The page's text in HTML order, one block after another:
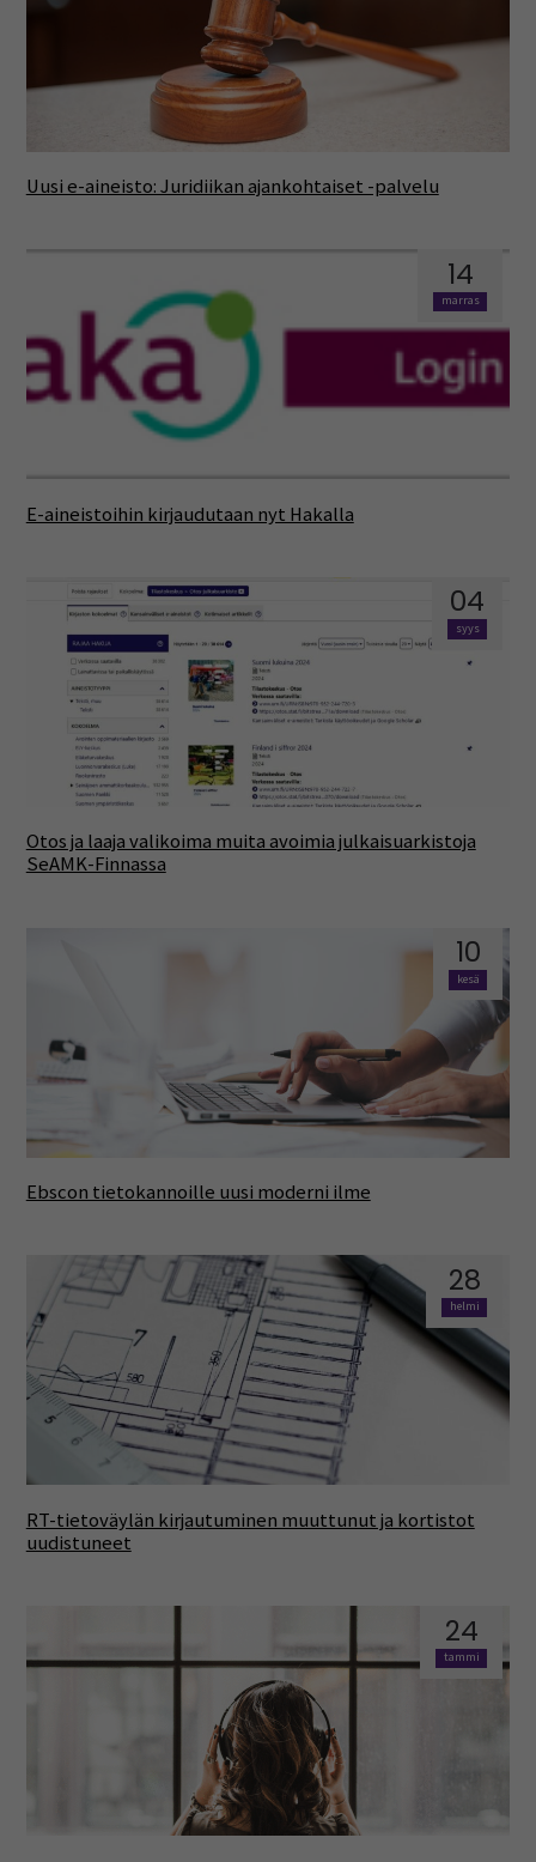
Uusi e-aineisto: Juridiikan ajankohtaiset -palvelu
14
marras
E-aineistoihin kirjaudutaan nyt Hakalla
04
syys
Otos ja laaja valikoima muita avoimia julkaisuarkistoja
SeAMK-Finnassa
10
kesä
Ebscon tietokannoille uusi moderni ilme
28
helmi
RT-tietoväylän kirjautuminen muuttunut ja kortistot
uudistuneet
24
tammi